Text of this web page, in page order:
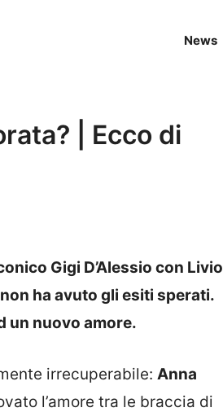
News
| Ecco di
Gigi D’Alessio con Livio
ha avuto gli esiti sperati.
un nuovo amore.
irrecuperabile: Anna
l’amore tra le braccia di